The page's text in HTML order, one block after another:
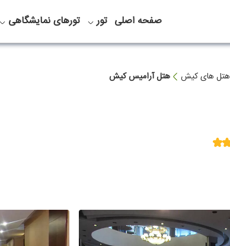
صفحه اصلی تور تورهای نمایشگاهی
هتل های کیش هتل آرامیس کیش